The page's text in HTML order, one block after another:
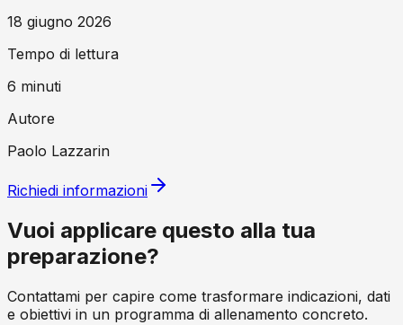
18 giugno 2026
Tempo di lettura
6 minuti
Autore
Paolo Lazzarin
Richiedi informazioni
Vuoi applicare questo alla tua
preparazione?
Contattami per capire come trasformare indicazioni, dati
e obiettivi in un programma di allenamento concreto.